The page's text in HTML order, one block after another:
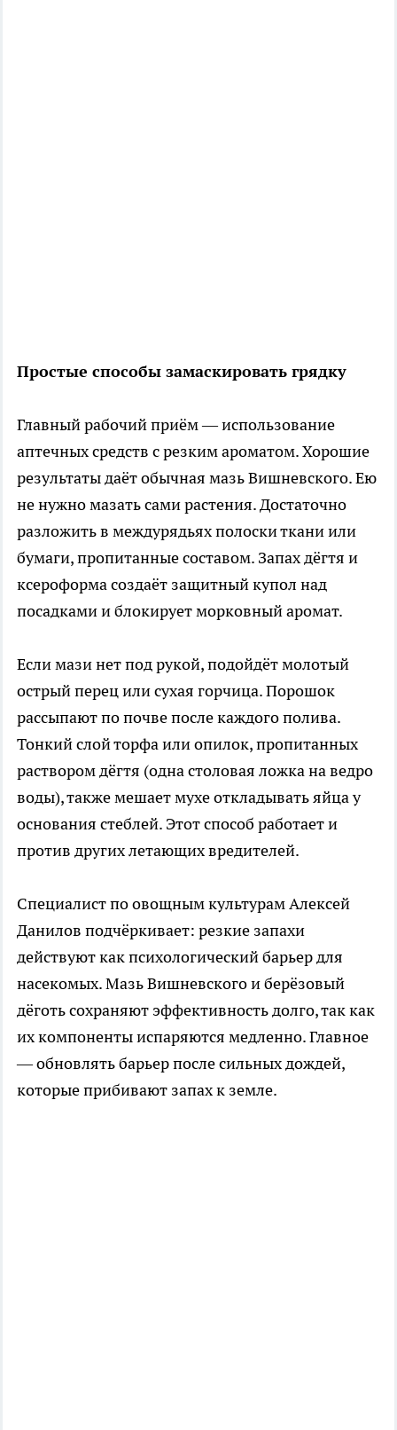
Простые способы замаскировать грядку
Главный рабочий приём — использование
аптечных средств с резким ароматом. Хорошие
результаты даёт обычная мазь Вишневского. Ею
не нужно мазать сами растения. Достаточно
разложить в междурядьях полоски ткани или
бумаги, пропитанные составом. Запах дёгтя и
ксероформа создаёт защитный купол над
посадками и блокирует морковный аромат.
Если мази нет под рукой, подойдёт молотый
острый перец или сухая горчица. Порошок
рассыпают по почве после каждого полива.
Тонкий слой торфа или опилок, пропитанных
раствором дёгтя (одна столовая ложка на ведро
воды), также мешает мухе откладывать яйца у
основания стеблей. Этот способ работает и
против других летающих вредителей.
Специалист по овощным культурам Алексей
Данилов подчёркивает: резкие запахи
действуют как психологический барьер для
насекомых. Мазь Вишневского и берёзовый
дёготь сохраняют эффективность долго, так как
их компоненты испаряются медленно. Главное
— обновлять барьер после сильных дождей,
которые прибивают запах к земле.